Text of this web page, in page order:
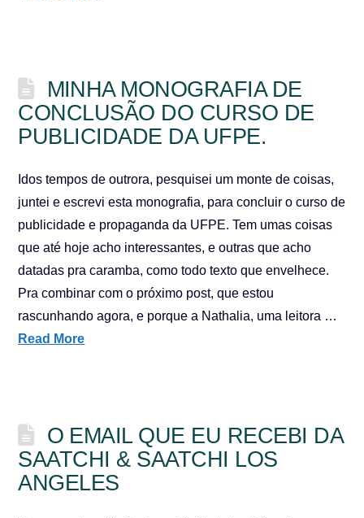
MINHA MONOGRAFIA DE
CONCLUSÃO DO CURSO DE
PUBLICIDADE DA UFPE.
Idos tempos de outrora, pesquisei um monte de coisas,
juntei e escrevi esta monografia, para concluir o curso de
publicidade e propaganda da UFPE. Tem umas coisas
que até hoje acho interessantes, e outras que acho
datadas pra caramba, como todo texto que envelhece.
Pra combinar com o próximo post, que estou
rascunhando agora, e porque a Nathalia, uma leitora …
Read More
O EMAIL QUE EU RECEBI DA
SAATCHI & SAATCHI LOS
ANGELES